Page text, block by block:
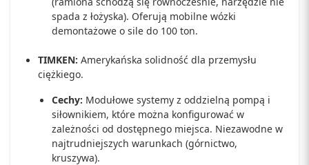
spada z łożyska). Oferują mobilne wózki
demontażowe o sile do 100 ton.
TIMKEN: Amerykańska solidność dla przemysłu
ciężkiego.
Cechy: Modułowe systemy z oddzielną pompą i
siłownikiem, które można konfigurować w
zależności od dostępnego miejsca. Niezawodne w
najtrudniejszych warunkach (górnictwo,
kruszywa).